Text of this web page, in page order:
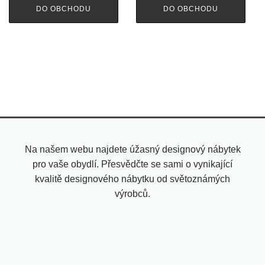
DO OBCHODU DO OBCHODU
Na našem webu najdete úžasný designový nábytek
pro vaše obydlí. Přesvědčte se sami o vynikající
kvalitě designového nábytku od světoznámých
výrobců.